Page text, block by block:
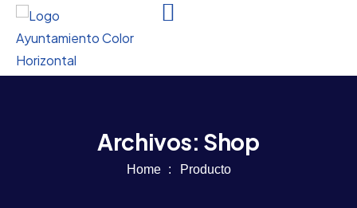
Archivos: Shop
Home Producto